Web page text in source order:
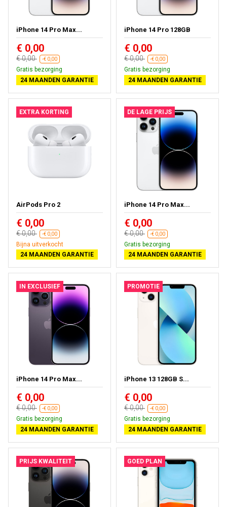
iPhone 14 Pro Max...
€ 0,00
€ 0,00 -€ 0,00
Gratis bezorging
24 MAANDEN GARANTIE
iPhone 14 Pro 128GB
€ 0,00
€ 0,00 -€ 0,00
Gratis bezorging
24 MAANDEN GARANTIE
EXTRA KORTING
AirPods Pro 2
€ 0,00
€ 0,00 -€ 0,00
Bijna uitverkocht
24 MAANDEN GARANTIE
DE LAGE PRIJS
iPhone 14 Pro Max...
€ 0,00
€ 0,00 -€ 0,00
Gratis bezorging
24 MAANDEN GARANTIE
IN EXCLUSIEF
iPhone 14 Pro Max...
€ 0,00
€ 0,00 -€ 0,00
Gratis bezorging
24 MAANDEN GARANTIE
PROMOTIE
iPhone 13 128GB S...
€ 0,00
€ 0,00 -€ 0,00
Gratis bezorging
24 MAANDEN GARANTIE
PRIJS KWALITEIT GOED PLAN